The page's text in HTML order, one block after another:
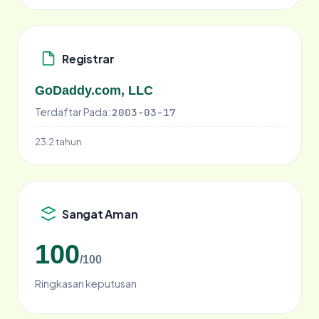
Registrar
GoDaddy.com, LLC
Terdaftar Pada: 2003-03-17
23.2 tahun
Sangat Aman
100/100
Ringkasan keputusan